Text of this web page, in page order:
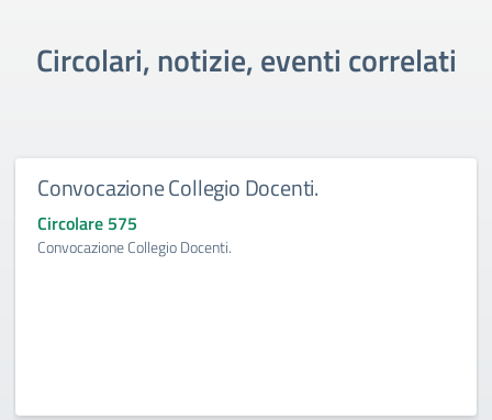
Circolari, notizie, eventi correlati
Convocazione Collegio Docenti.
Circolare 575
Convocazione Collegio Docenti.